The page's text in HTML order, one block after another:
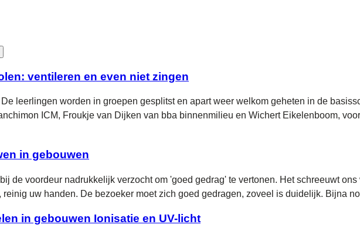
ventileren en even niet zingen
leerlingen worden in groepen gesplitst en apart weer welkom geheten in de
ICM, Froukje van Dijken van bba binnenmilieu en Wichert Eikelenboom,
in gebouwen
de voordeur nadrukkelijk verzocht om 'goed gedrag' te vertonen. Het schreeuwt
reinig uw handen. De bezoeker moet zich goed gedragen, zoveel is duidelijk. Bijna
in gebouwen Ionisatie en UV-licht